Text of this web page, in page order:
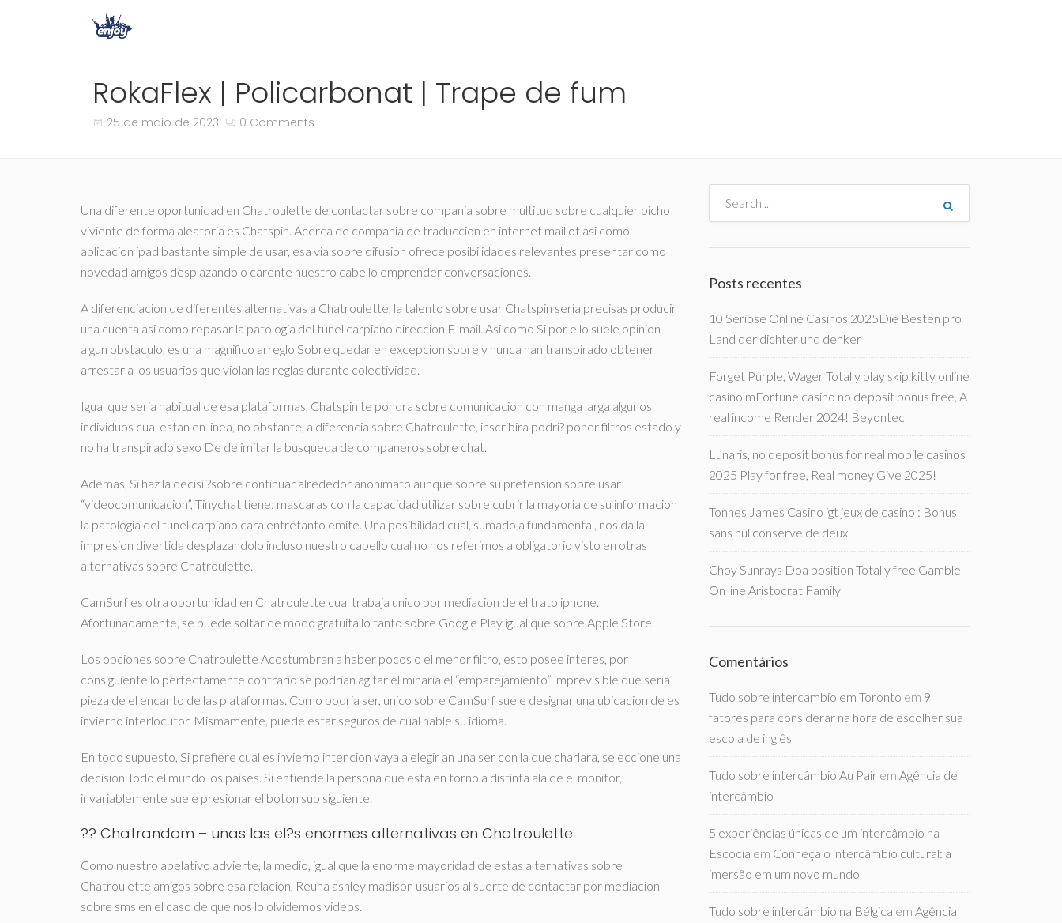
RokaFlex | Policarbonat | Trape de fum
25 de maio de 2023 0 Comments
Una diferente oportunidad en Chatroulette de contactar sobre compania sobre multitud sobre cualquier bicho
viviente de forma aleatoria es Chatspin. Acerca de compania de traduccion en internet maillot asi­ como
aplicacion ipad bastante simple de usar, esa vi­a sobre difusion ofrece posibilidades relevantes presentar como
novedad amigos desplazandolo carente nuestro cabello emprender conversaciones.
A diferenciacion de diferentes alternativas a Chatroulette, la talento sobre usar Chatspin seri­a precisas producir
una cuenta asi­ como repasar la patologi­a del tunel carpiano direccion E-mail. Asi­ como Si por ello suele opinion
algun obstaculo, es una magnifico arreglo Sobre quedar en excepcion sobre y nunca han transpirado obtener
arrestar a los usuarios que violan las reglas durante colectividad.
Igual que seri­a habitual de esa plataformas, Chatspin te pondra sobre comunicacion con manga larga algunos
individuos cual estan en li­nea, no obstante, a diferencia sobre Chatroulette, inscribira podri? poner filtros estado y
no ha transpirado sexo De delimitar la busqueda de companeros sobre chat.
Ademas, Si haz la decisii?sobre continuar alrededor anonimato aunque sobre su pretension sobre usar
“videocomunicacion”, Tinychat tiene: mascaras con la capacidad utilizar sobre cubrir la mayoria de su informacion
la patologi­a del tunel carpiano cara entretanto emite. Una posibilidad cual, sumado a fundamental, nos da la
impresion divertida desplazandolo incluso nuestro cabello cual no nos referimos a obligatorio visto en otras
alternativas sobre Chatroulette.
CamSurf es otra oportunidad en Chatroulette cual trabaja unico por mediacion de el trato iphone.
Afortunadamente, se puede soltar de modo gratuita lo tanto sobre Google Play igual que sobre Apple Store.
Los opciones sobre Chatroulette Acostumbran a haber pocos o el menor filtro, esto posee interes, por
consiguiente lo perfectamente contrario se podri­an agitar eliminaria el “emparejamiento” imprevisible que seri­a
pieza de el encanto de las plataformas. Como podri­a ser, unico sobre CamSurf suele designar una ubicacion de es
invierno interlocutor. Mismamente, puede estar seguros de cual hable su idioma.
En todo supuesto, Si prefiere cual es invierno intencion vaya a elegir an una ser con la que charlara, seleccione una
decision Todo el mundo los paises. Si entiende la persona que esta en torno a distinta ala de el monitor,
invariablemente suele presionar el boton sub siguiente.
?? Chatrandom – unas las el?s enormes alternativas en Chatroulette
Como nuestro apelativo advierte, la medio, igual que la enorme mayoridad de estas alternativas sobre
Chatroulette amigos sobre esa relacion, Reuna ashley madison usuarios al suerte de contactar por mediacion
sobre sms en el caso de que nos lo olvidemos videos.
Posts recentes
10 Seriöse Online Casinos 2025Die Besten pro
Land der dichter und denker
Forget Purple, Wager Totally play skip kitty online
casino mFortune casino no deposit bonus free, A
real income Render 2024! Beyontec
Lunaris, no deposit bonus for real mobile casinos
2025 Play for free, Real money Give 2025!
Tonnes James Casino igt jeux de casino : Bonus
sans nul conserve de deux
Choy Sunrays Doa position Totally free Gamble
On line Aristocrat Family
Comentários
Tudo sobre intercambio em Toronto em 9
fatores para considerar na hora de escolher sua
escola de inglês
Tudo sobre intercâmbio Au Pair em Agência de
intercâmbio
5 experiências únicas de um intercâmbio na
Escócia em Conheça o intercâmbio cultural: a
imersão em um novo mundo
Tudo sobre intercâmbio na Bélgica em Agência